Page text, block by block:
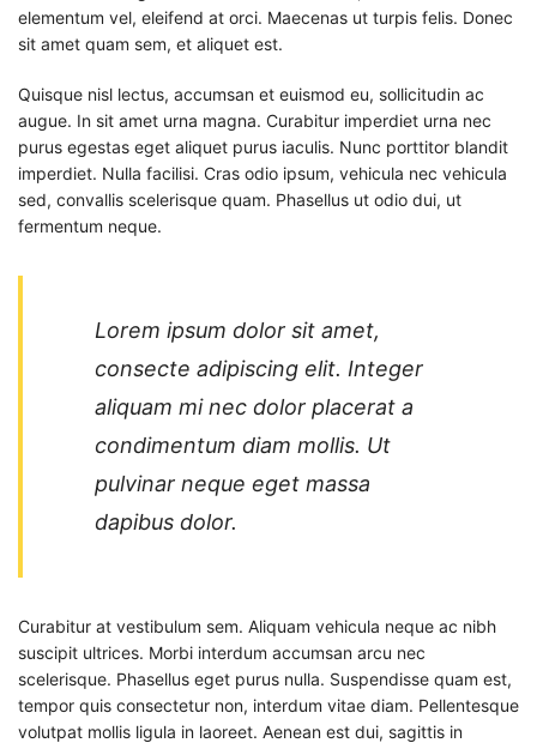
elementum vel, eleifend at orci. Maecenas ut turpis felis. Donec
sit amet quam sem, et aliquet est.
Quisque nisl lectus, accumsan et euismod eu, sollicitudin ac
augue. In sit amet urna magna. Curabitur imperdiet urna nec
purus egestas eget aliquet purus iaculis. Nunc porttitor blandit
imperdiet. Nulla facilisi. Cras odio ipsum, vehicula nec vehicula
sed, convallis scelerisque quam. Phasellus ut odio dui, ut
fermentum neque.
Lorem ipsum dolor sit amet,
consecte adipiscing elit. Integer
aliquam mi nec dolor placerat a
condimentum diam mollis. Ut
pulvinar neque eget massa
dapibus dolor.
Curabitur at vestibulum sem. Aliquam vehicula neque ac nibh
suscipit ultrices. Morbi interdum accumsan arcu nec
scelerisque. Phasellus eget purus nulla. Suspendisse quam est,
tempor quis consectetur non, interdum vitae diam. Pellentesque
volutpat mollis ligula in laoreet. Aenean est dui, sagittis in